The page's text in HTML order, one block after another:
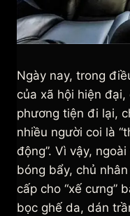
Ngày nay, trong
của xã hội hiện
phương tiện đi lại,
nhiều người coi là
động”. Vì vậy,
bóng bẩy, chủ
cấp cho “xế cưng”
bọc ghế da, dán